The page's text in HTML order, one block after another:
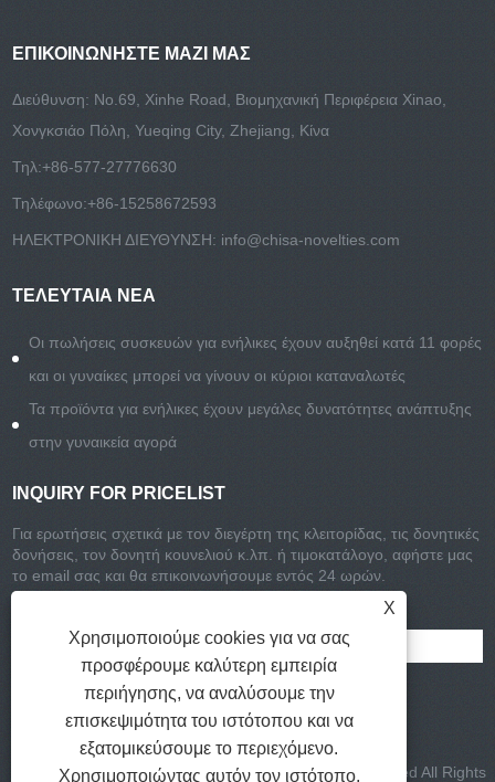
ΕΠΙΚΟΙΝΩΝΉΣΤΕ ΜΑΖΊ ΜΑΣ
Διεύθυνση: No.69, Xinhe Road, Βιομηχανική Περιφέρεια Xinao,
Χονγκσιάο Πόλη, Yueqing City, Zhejiang, Κίνα
Τηλ:+86-577-27776630
Τηλέφωνο:+86-15258672593
ΗΛΕΚΤΡΟΝΙΚΗ ΔΙΕΥΘΥΝΣΗ: info@chisa-novelties.com
ΤΕΛΕΥΤΑΊΑ ΝΈΑ
Οι πωλήσεις συσκευών για ενήλικες έχουν αυξηθεί κατά 11 φορές
και οι γυναίκες μπορεί να γίνουν οι κύριοι καταναλωτές
Τα προϊόντα για ενήλικες έχουν μεγάλες δυνατότητες ανάπτυξης
στην γυναικεία αγορά
INQUIRY FOR PRICELIST
Για ερωτήσεις σχετικά με τον διεγέρτη της κλειτορίδας, τις δονητικές
δονήσεις, τον δονητή κουνελιού κ.λπ. ή τιμοκατάλογο, αφήστε μας
το email σας και θα επικοινωνήσουμε εντός 24 ωρών.
Πνευματικά δικαιώματα © 2021-2022 Ομάδα Chisa Limited All Rights
X
Χρησιμοποιούμε cookies για να σας
προσφέρουμε καλύτερη εμπειρία
περιήγησης, να αναλύσουμε την
επισκεψιμότητα του ιστότοπου και να
εξατομικεύσουμε το περιεχόμενο.
Χρησιμοποιώντας αυτόν τον ιστότοπο,